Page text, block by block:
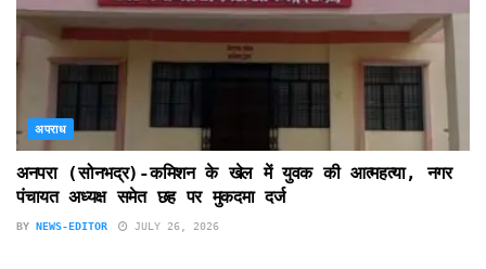
अपराध
अनपरा (सोनभद्र)-कमिशन के खेल में युवक की आत्महत्या, नगर
पंचायत अध्यक्ष समेत छह पर मुकदमा दर्ज
BY NEWS-EDITOR JULY 26, 2026